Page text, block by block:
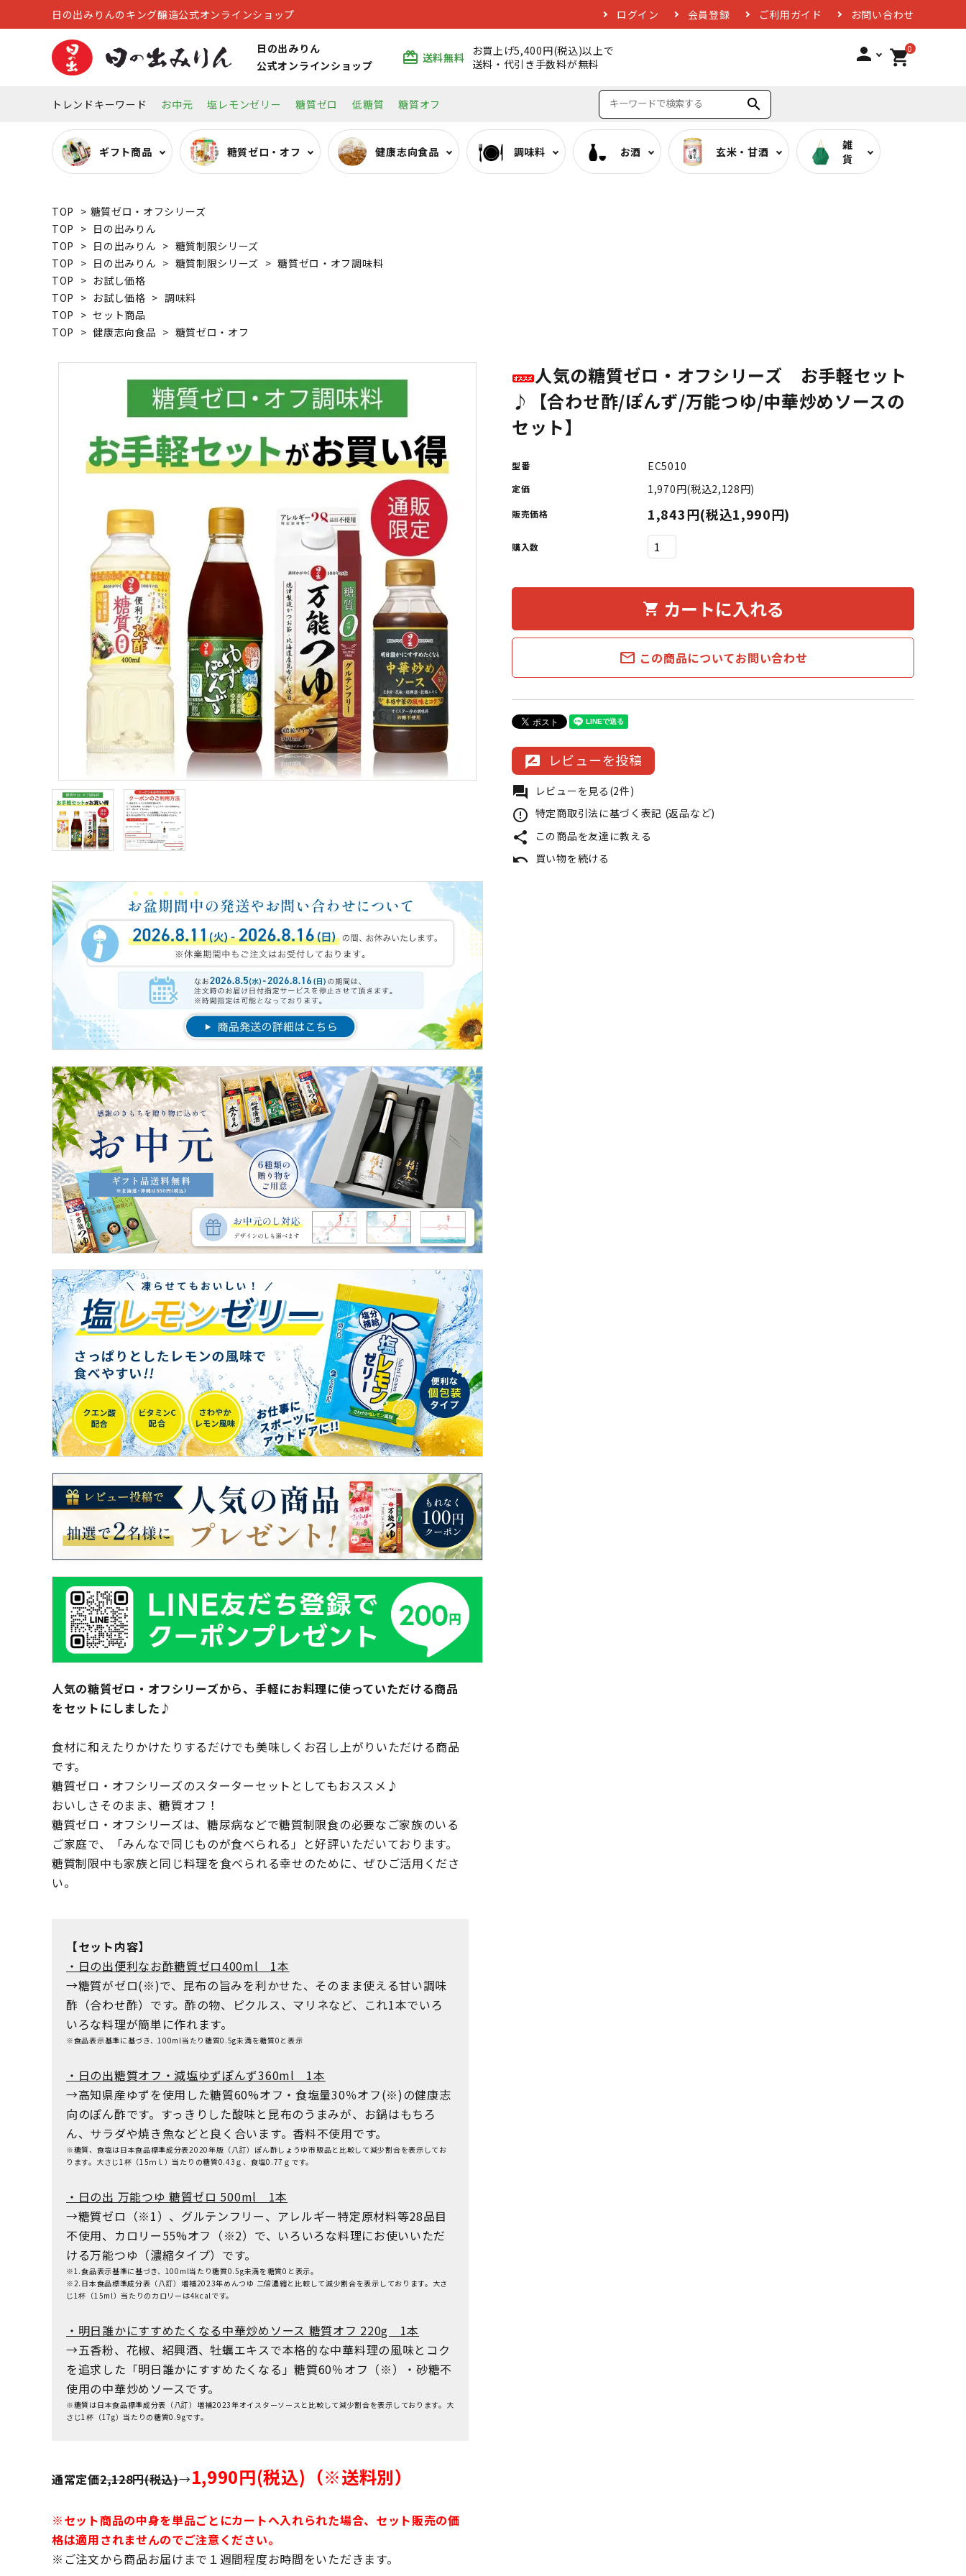
日の出みりんのキング醸造公式オンラインショップ ログイン 会員登録 ご利用ガイド お問い合わせ
日の出みりん
公式オンラインショップ
card_giftcard 送料無料
お買上げ5,400円(税込)以上で
送料・代引き手数料が無料
person 0
shopping_cart
トレンドキーワード お中元 塩レモンゼリー 糖質ゼロ 低糖質 糖質オフ search
ギフト商品 糖質ゼロ・オフ
糖質ゼロ・オフ調味料
健康志向食品 調味料
オーガニック調味料
その他
お酒
リキュール
玄米・甘酒
雑
貨
キッチン雑貨
TOP > 糖質ゼロ・オフシリーズ
TOP > 日の出みりん
TOP > 日の出みりん > 糖質制限シリーズ
TOP > 日の出みりん > 糖質制限シリーズ > 糖質ゼロ・オフ調味料
TOP > お試し価格
TOP > お試し価格 > 調味料
TOP > セット商品
TOP > 健康志向食品 > 糖質ゼロ・オフ
人気の糖質ゼロ・オフシリーズから、手軽にお料理に使っていただける商品
をセットにしました♪
食材に和えたりかけたりするだけでも美味しくお召し上がりいただける商品
です。
糖質ゼロ・オフシリーズのスターターセットとしてもおススメ♪
おいしさそのまま、糖質オフ！
糖質ゼロ・オフシリーズは、糖尿病などで糖質制限食の必要なご家族のいる
ご家庭で、「みんなで同じものが食べられる」と好評いただいております。
糖質制限中も家族と同じ料理を食べられる幸せのために、ぜひご活用くださ
い。
【セット内容】
・日の出便利なお酢糖質ゼロ400ml 1本
→糖質がゼロ(※)で、昆布の旨みを利かせた、そのまま使える甘い調味
酢（合わせ酢）です。酢の物、ピクルス、マリネなど、これ1本でいろ
いろな料理が簡単に作れます。
※食品表示基準に基づき、100ml当たり糖質0.5g未満を糖質0と表示
・日の出糖質オフ・減塩ゆずぽんず360ml 1本
→高知県産ゆずを使用した糖質60%オフ・食塩量30％オフ(※)の健康志
向のぽん酢です。すっきりした酸味と昆布のうまみが、お鍋はもちろ
ん、サラダや焼き魚などと良く合います。香料不使用です。
※糖質、食塩は日本食品標準成分表2020年版（八訂）ぽん酢しょうゆ市販品と比較して減少割合を表示してお
ります。大さじ1杯（15ｍｌ）当たりの糖質0.43ｇ、食塩0.77ｇです。
・日の出 万能つゆ 糖質ゼロ 500ml 1本
→糖質ゼロ（※1）、グルテンフリー、アレルギー特定原材料等28品目
不使用、カロリー55%オフ（※2）で、いろいろな料理にお使いいただ
ける万能つゆ（濃縮タイプ）です。
※1.食品表示基準に基づき、100ml当たり糖質0.5g未満を糖質0と表示。
※2.日本食品標準成分表（八訂）増補2023年めんつゆ 二倍濃縮と比較して減少割合を表示しております。大さ
じ1杯（15ml）当たりのカロリーは4kcalです。
・明日誰かにすすめたくなる中華炒めソース 糖質オフ 220g 1本
→五香粉、花椒、紹興酒、牡蠣エキスで本格的な中華料理の風味とコク
を追求した「明日誰かにすすめたくなる」糖質60％オフ（※）・砂糖不
使用の中華炒めソースです。
※糖質は日本食品標準成分表（八訂）増補2023年オイスターソースと比較して減少割合を表示しております。大
さじ1杯（17g）当たりの糖質0.9gです。
通常定価2,128円(税込)→1,990円(税込)（※送料別）
※セット商品の中身を単品ごとにカートへ入れられた場合、セット販売の価
格は適用されませんのでご注意ください。
※ご注文から商品お届けまで１週間程度お時間をいただきます。
人気の糖質ゼロ・オフシリーズ お手軽セット
♪【合わせ酢/ぽんず/万能つゆ/中華炒めソースの
セット】
型番 EC5010
定価 1,970円(税込2,128円)
販売価格 1,843円(税込1,990円)
購入数
shopping_cart カートに入れる
mail_outline この商品についてお問い合わせ
rate_review レビューを投稿
forum レビューを見る(2件)
error_outline 特定商取引法に基づく表記 (返品など)
share この商品を友達に教える
undo 買い物を続ける